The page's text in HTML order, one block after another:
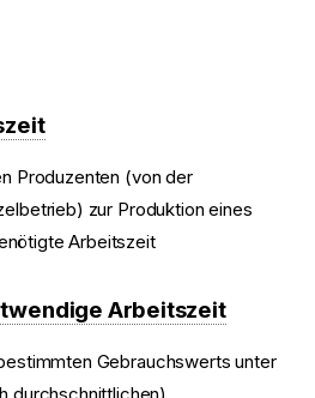
Produzenten (von der
zur Produktion eines
Arbeitszeit
Arbeitszeit
Gebrauchswerts unter